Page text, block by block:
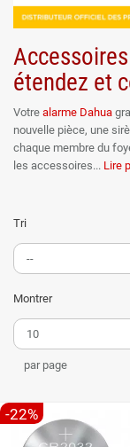
étendez et
Votre alarme Dahua
nouvelle pièce, une
chaque membre du
les accessoires
Lire
officiel Dahua.
Compléter la
les portes et fenêtres,
passages, et selon la
de vitre ou choc.
configuration initiale
sien.
Renforcer la
La sirène intérieure
Tri
Montrer
par page
-22%